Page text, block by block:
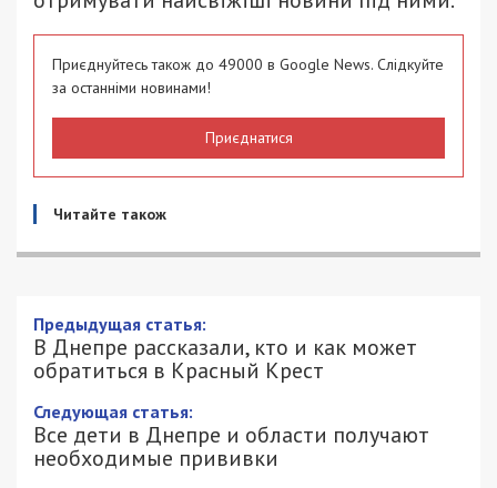
Приєднуйтесь також до 49000 в Google News. Слідкуйте
за останніми новинами!
Приєднатися
Читайте також
В Днепре рассказали, кто и как может
обратиться в Красный Крест
10/03/2022 - 14:03
ПЕТРО ЩУКІН - СПЕЦИАЛЬНО ДЛЯ
49000.COM.UA
3519